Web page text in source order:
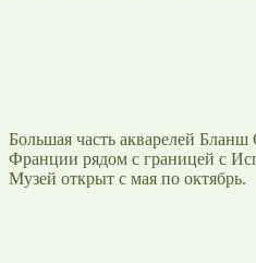
Большая часть акварелей
Франции рядом с границей с
Музей открыт с мая по октябрь.